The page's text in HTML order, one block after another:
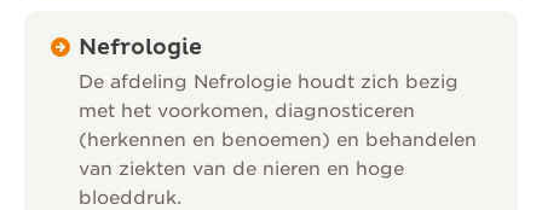
Nefrologie
De afdeling Nefrologie houdt zich bezig
met het voorkomen, diagnosticeren
(herkennen en benoemen) en behandelen
van ziekten van de nieren en hoge
bloeddruk.